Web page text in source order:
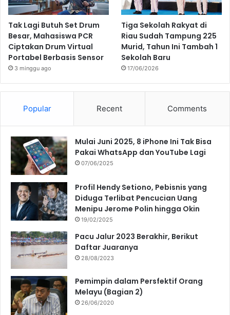
Tak Lagi Butuh Set Drum
Besar, Mahasiswa PCR
Ciptakan Drum Virtual
Portabel Berbasis Sensor
3 minggu ago
Tiga Sekolah Rakyat di
Riau Sudah Tampung 225
Murid, Tahun Ini Tambah 1
Sekolah Baru
17/06/2026
Popular Recent Comments
Mulai Juni 2025, 8 iPhone Ini Tak Bisa
Pakai WhatsApp dan YouTube Lagi
07/06/2025
Profil Hendy Setiono, Pebisnis yang
Diduga Terlibat Pencucian Uang
Menipu Jerome Polin hingga Okin
19/02/2025
Pacu Jalur 2023 Berakhir, Berikut
Daftar Juaranya
28/08/2023
Pemimpin dalam Persfektif Orang
Melayu (Bagian 2)
26/06/2020